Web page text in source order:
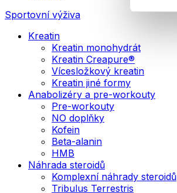
Sportovní výživa
Kreatin
Kreatin monohydrát
Kreatin Creapure®
Vícesložkový kreatin
Kreatin jiné formy
Anabolizéry a pre-workouty
Pre-workouty
NO doplňky
Kofein
Beta-alanin
HMB
Náhrada steroidů
Komplexní náhrady steroidů
Tribulus Terrestris